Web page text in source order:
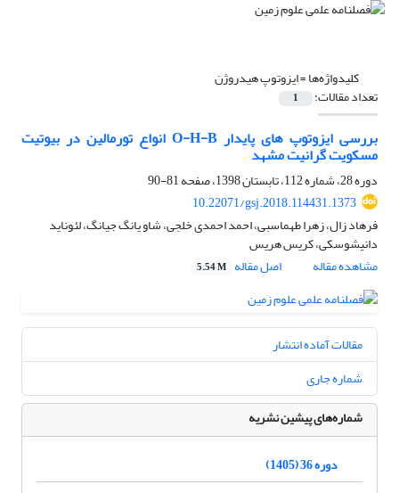
کلیدواژه‌ها =ایزوتوپ هیدروژن
تعداد مقالات: 1
بررسی ایزوتوپ های پایدار O-H-B انواع تورمالین در بیوتیت
مسکویت گرانیت مشهد
دوره 28، شماره 112، تابستان 1398، صفحه
81-90
10.22071/gsj.2018.114431.1373
فرهاد زال، زهرا طهماسبی، احمد احمدی خلجی، شاو یانگ جیانگ، لئوناید
دانیشوسکی، کریس هریس
مشاهده مقاله
اصل مقاله 5.54 M
مقالات آماده انتشار
شماره جاری
شماره‌های پیشین نشریه
دوره 36 (1405)